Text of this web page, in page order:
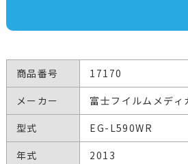
商品番号
17170
メーカー
富士フイルムメディ
型式
EG-L590WR
年式
2013